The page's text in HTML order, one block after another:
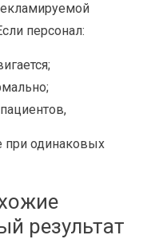
персонал:
при одинаковых
результат